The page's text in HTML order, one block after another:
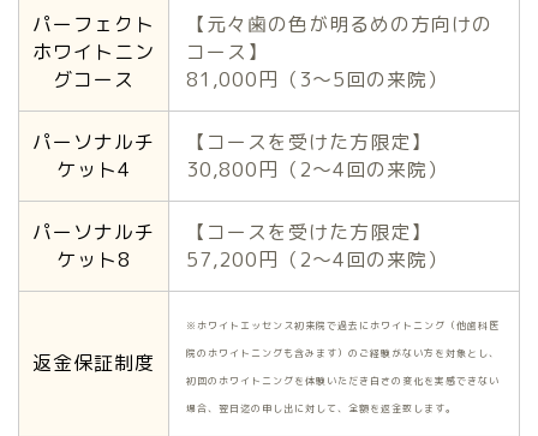
パーフェクト
ホワイトニン
グコース
【元々歯の色が明るめの方向けの
コース】
81,000円（3〜5回の来院）
パーソナルチ
ケット4
【コースを受けた方限定】
30,800円（2〜4回の来院）
パーソナルチ
ケット8
【コースを受けた方限定】
57,200円（2〜4回の来院）
返金保証制度
※ホワイトエッセンス初来院で過去にホワイトニング（他歯科医
院のホワイトニングも含みます）のご経験がない方を対象とし、
初回のホワイトニングを体験いただき白さの変化を実感できない
場合、翌日迄の申し出に対して、全額を返金致します。